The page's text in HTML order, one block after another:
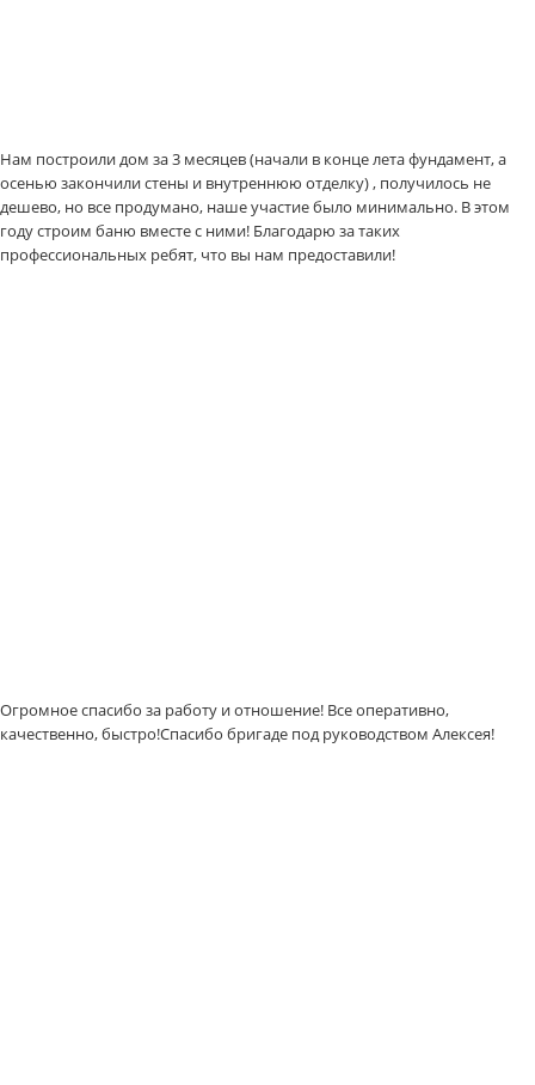
Нам построили дом за 3 месяцев (начали в конце лета фундамент, а
осенью закончили стены и внутреннюю отделку) , получилось не
дешево, но все продумано, наше участие было минимально. В этом
году строим баню вместе с ними! Благодарю за таких
профессиональных ребят, что вы нам предоставили!
Огромное спасибо за работу и отношение! Все оперативно,
качественно, быстро!Спасибо бригаде под руководством Алексея!